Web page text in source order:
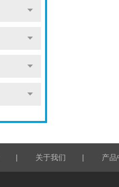
| 关于我们 | 产品